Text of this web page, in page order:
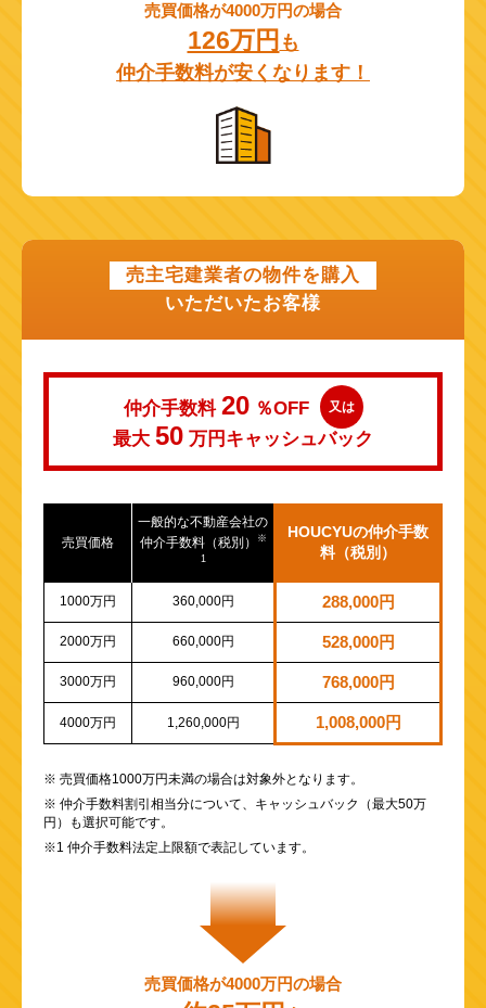
売買価格が4000万円の場合
126万円 も
仲介手数料が安くなります！
売主宅建業者の物件を購入
いただいたお客様
仲介手数料 20 ％OFF 又は
最大 50 万円 キャッシュバック
売買価格
一般的な不動産会社の
仲介手数料（税別）
※
1
HOUCYUの仲介手数
料（税別）
1000万円 360,000円 288,000円
2000万円 660,000円 528,000円
3000万円 960,000円 768,000円
4000万円 1,260,000円 1,008,000円
※ 売買価格1000万円未満の場合は対象外となります。
※ 仲介手数料割引相当分について、キャッシュバック（最大50万
円）も選択可能です。
※1 仲介手数料法定上限額で表記しています。
売買価格が4000万円の場合